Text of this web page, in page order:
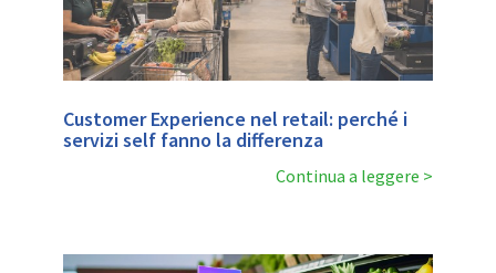
Customer Experience nel retail: perché i
servizi self fanno la differenza
Continua a leggere